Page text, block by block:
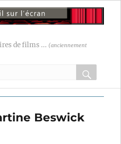
de films ... (anciennement
OK
Beswick